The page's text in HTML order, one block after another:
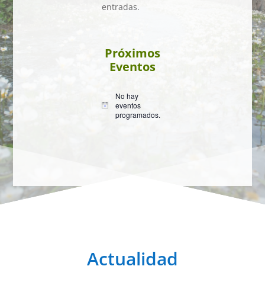
entradas.
Próximos
Eventos
A
No hay
eventos
programados.
Actualidad